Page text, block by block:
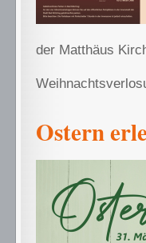
der Matthäus
Ostern